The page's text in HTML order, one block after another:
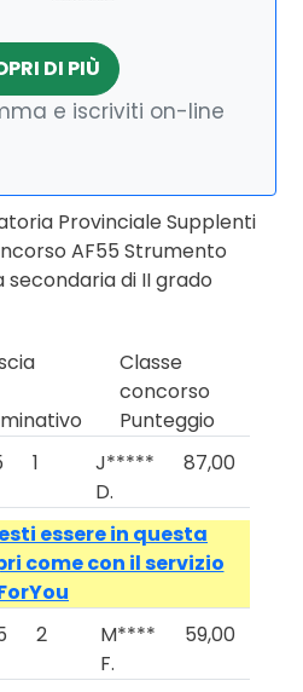
DI PIÙ
e iscriviti on-line
Provinciale Supplenti
AF55 Strumento
secondaria di II grado
Classe
concorso
Punteggio
1
J*****
D.
87,00
essere in questa
come con il servizio
2
M****
F.
59,00